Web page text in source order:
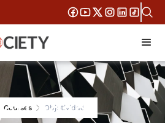
Courses Objetividad